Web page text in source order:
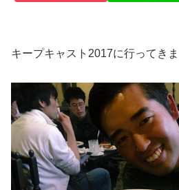
キープキャスト2017に行ってきま